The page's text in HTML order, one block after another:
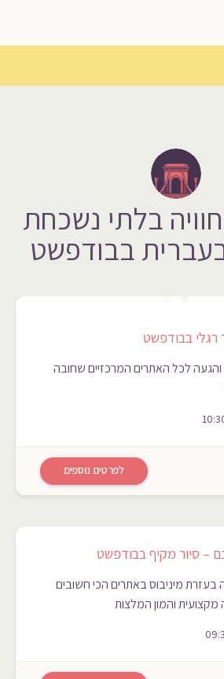
בלתי נשכחת
בבודפשט
רגלי בבודפשט
והגעה לכל האתרים המרכזיים שחובה
לפרטים נוספים
– סיור מקיף בבודפשט
בעזרת מיניבוס באתרים הכי חשובים
והמון המלצות